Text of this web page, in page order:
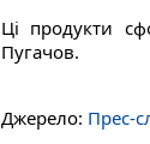
Ці продукти
Пугачов.
Джерело: Прес-